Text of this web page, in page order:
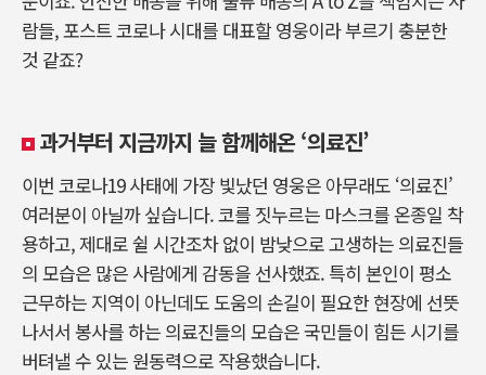
람들, 포스트 코로나 시대를 대표할 영웅이라 부르기 충분한
것 같죠?
과거부터 지금까지 늘 함께해온 ‘의료진’
이번 코로나19 사태에 가장 빛났던 영웅은 아무래도 ‘의료진’
여러분이 아닐까 싶습니다. 코를 짓누르는 마스크를 온종일 착
용하고, 제대로 쉴 시간조차 없이 밤낮으로 고생하는 의료진들
의 모습은 많은 사람에게 감동을 선사했죠. 특히 본인이 평소
근무하는 지역이 아닌데도 도움의 손길이 필요한 현장에 선뜻
나서서 봉사를 하는 의료진들의 모습은 국민들이 힘든 시기를
버텨낼 수 있는 원동력으로 작용했습니다.